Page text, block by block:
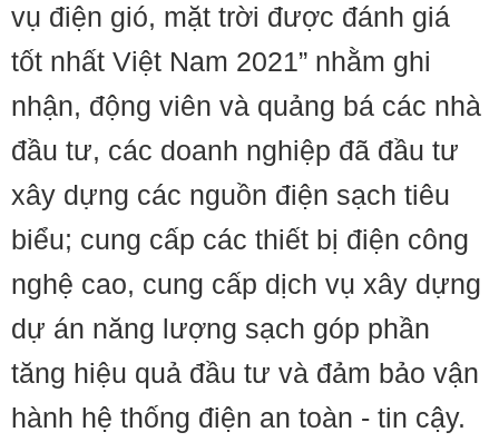
vụ điện gió, mặt trời được đánh giá
tốt nhất Việt Nam 2021” nhằm ghi
nhận, động viên và quảng bá các nhà
đầu tư, các doanh nghiệp đã đầu tư
xây dựng các nguồn điện sạch tiêu
biểu; cung cấp các thiết bị điện công
nghệ cao, cung cấp dịch vụ xây dựng
dự án năng lượng sạch góp phần
tăng hiệu quả đầu tư và đảm bảo vận
hành hệ thống điện an toàn - tin cậy.